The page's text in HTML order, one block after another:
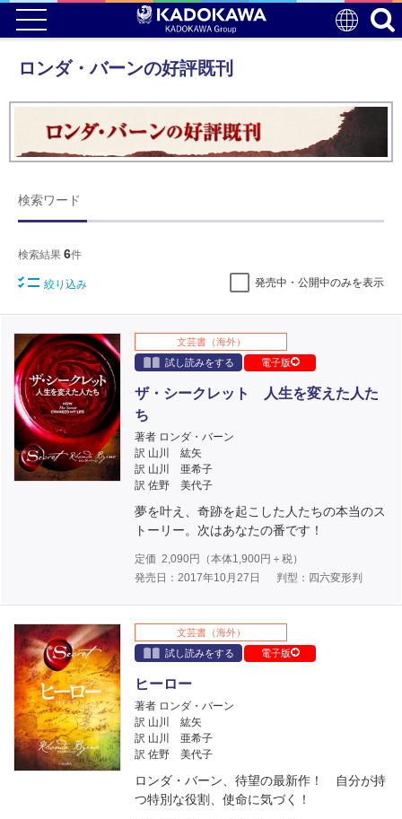
ロンダ・バーンの好評既刊
検索ワード
検索結果 6件
絞り込み 発売中・公開中のみを表示
文芸書（海外）
試し読みをする
電子版
ザ・シークレット 人生を変えた人た
ち
著者 ロンダ・バーン
訳 山川 紘矢
訳 山川 亜希子
訳 佐野 美代子
夢を叶え、奇跡を起こした人たちの本当のス
トーリー。次はあなたの番です！
定価 2,090円（本体1,900円＋税）
発売日：2017年10月27日
判型：四六変形判
文芸書（海外）
試し読みをする
電子版
ヒーロー
著者 ロンダ・バーン
訳 山川 紘矢
訳 山川 亜希子
訳 佐野 美代子
ロンダ・バーン、待望の最新作！ 自分が持
つ特別な役割、使命に気づく！